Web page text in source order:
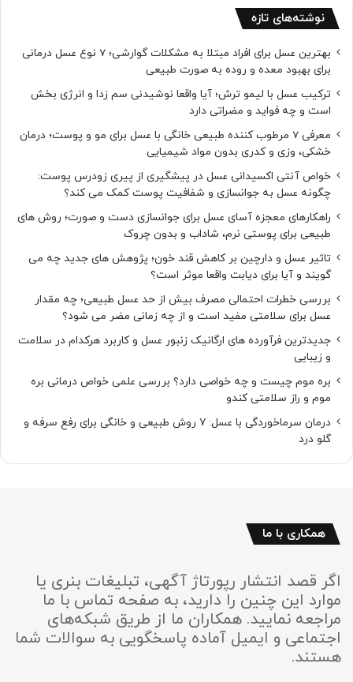
نوشته‌های تازه
بهترین عسل برای افراد مبتلا به مشکلات گوارشی؛ 7 نوع عسل درمانی
برای بهبود معده و روده به صورت طبیعی
ترکیب عسل با لیمو ترش؛ آیا واقعا نوشیدنی سم زدا و انرژی بخش
است و چه فواید و مضراتی دارد
معرفی 7 مرطوب کننده طبیعی خانگی با عسل برای مو و پوست؛ درمان
خشکی، وزی و کدری بدون مواد شیمیایی
خواص آنتی اکسیدانی عسل در پیشگیری از پیری زودرس پوست:
چگونه عسل به جوانسازی و شفافیت پوست کمک می کند؟
راهکارهای معجزه آسای عسل برای جوانسازی دست و صورت؛ روش های
طبیعی برای پوستی نرم، شاداب و بدون چروک
تاثیر عسل و دارچین بر کاهش قند خون؛ پژوهش های جدید چه می
گویند و آیا برای دیابت واقعا موثر است؟
بررسی خطرات احتمالی مصرف بیش از حد عسل طبیعی؛ چه مقدار
عسل برای سلامتی مفید است و از چه زمانی مضر می شود؟
جدیدترین فرآورده های ارگانیک زنبور عسل و کاربرد هرکدام در سلامت
و زیبایی
بره موم چیست و چه خواصی دارد؟ بررسی علمی خواص درمانی بره
موم و راز سلامتی کندو
درمان سرماخوردگی با عسل: ۷ روش طبیعی و خانگی برای رفع سرفه و
گلو درد
همکاری با ما
اگر قصد انتشار رپورتاژ آگهی، تبلیغات بنری یا
موارد این چنین را دارید، به صفحه تماس با ما
مراجعه نمایید. همکاران ما از طریق شبکه‌های
اجتماعی و ایمیل آماده پاسخگویی به سوالات شما
هستند.